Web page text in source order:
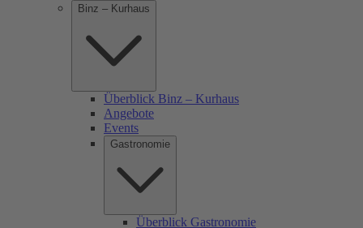
Binz – Kurhaus
Überblick Binz – Kurhaus
Angebote
Events
Gastronomie
Überblick Gastronomie